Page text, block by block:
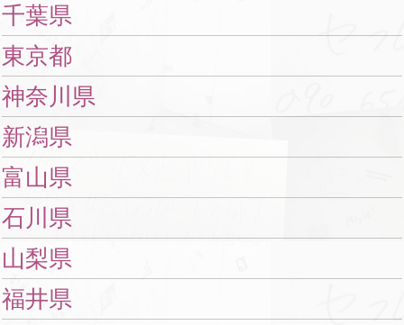
千葉県
東京都
神奈川県
新潟県
富山県
石川県
山梨県
福井県